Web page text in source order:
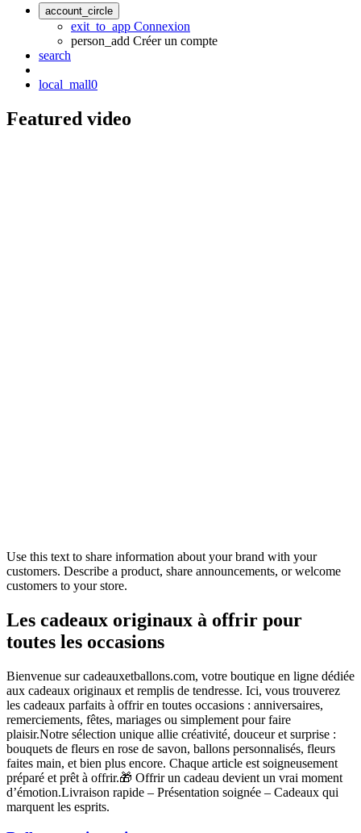
account_circle
exit_to_app Connexion
person_add Créer un compte
search
local_mall0
Featured video
Use this text to share information about your brand with your
customers. Describe a product, share announcements, or welcome
customers to your store.
Les cadeaux originaux à offrir pour
toutes les occasions
Bienvenue sur cadeauxetballons.com, votre boutique en ligne dédiée
aux cadeaux originaux et remplis de tendresse. Ici, vous trouverez
les cadeaux parfaits à offrir en toutes occasions : anniversaires,
remerciements, fêtes, mariages ou simplement pour faire
plaisir.Notre sélection unique allie créativité, douceur et surprise :
bouquets de fleurs en rose de savon, ballons personnalisés, fleurs
faites main, et bien plus encore. Chaque article est soigneusement
préparé et prêt à offrir.🎁 Offrir un cadeau devient un vrai moment
d’émotion.Livraison rapide – Présentation soignée – Cadeaux qui
marquent les esprits.